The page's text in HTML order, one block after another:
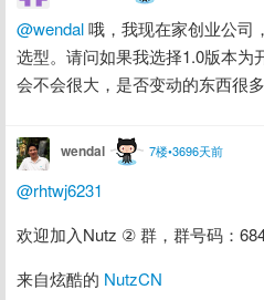
@wendal 哦，我现在家创业公司
选型。请问如果我选择1.0版本为
会不会很大，是否变动的东西很
wendal 7楼•3696天前
@rhtwj6231
欢迎加入Nutz ② 群，群号码：
来自炫酷的 NutzCN